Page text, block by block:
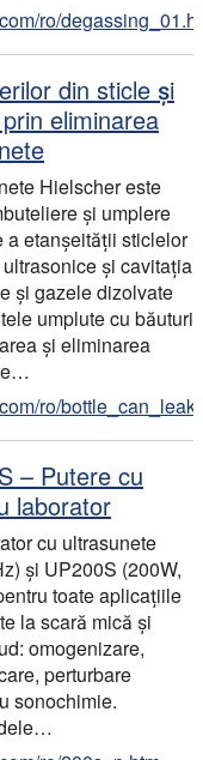
ro/
din sticle și
eliminarea
Hielscher este
și umplere
a etanșeității sticlelor
și cavitația
și gazele dizolvate
umplute cu băuturi
și eliminarea
ro/
– Putere cu
laborator
cu ultrasunete
și UP200S (200W,
toate aplicațiile
la scară mică și
omogenizare,
perturbare
sonochimie.